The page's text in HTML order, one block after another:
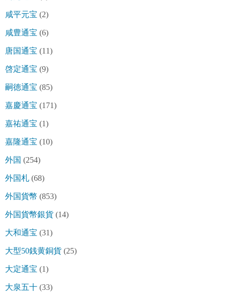
咸平元宝 (2)
咸豊通宝 (6)
唐国通宝 (11)
啓定通宝 (9)
嗣徳通宝 (85)
嘉慶通宝 (171)
嘉祐通宝 (1)
嘉隆通宝 (10)
外国 (254)
外国札 (68)
外国貨幣 (853)
外国貨幣銀貨 (14)
大和通宝 (31)
大型50銭黄銅貨 (25)
大定通宝 (1)
大泉五十 (33)